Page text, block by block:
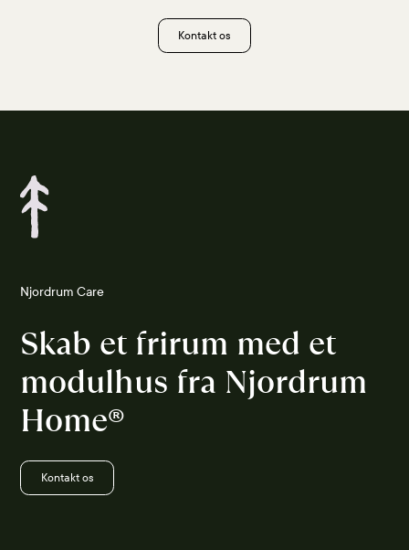
Kontakt os
Njordrum Care
Skab et frirum med et
modulhus fra Njordrum
Home®
Kontakt os